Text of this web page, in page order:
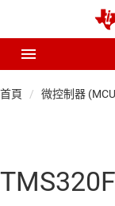
首頁 微控制器